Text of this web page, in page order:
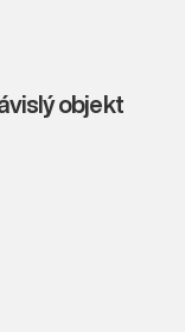
objekt